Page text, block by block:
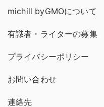
michill byGMOについて
有識者・ライターの募集
プライバシーポリシー
お問い合わせ
連絡先